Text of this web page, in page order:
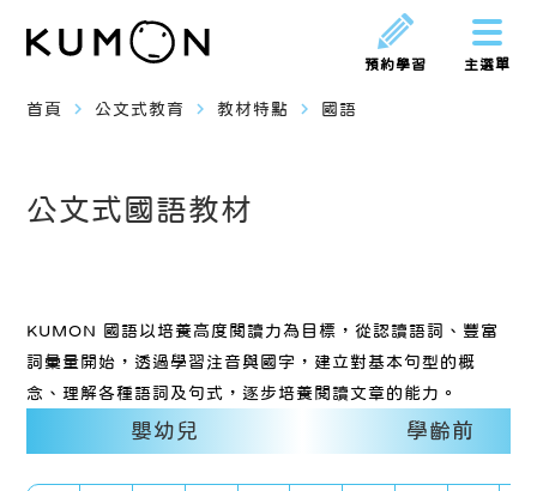
主選單
預約學習
首頁 navigate_next 公文式教育 navigate_next 教材特點 navigate_next 國語
公文式國語教材
KUMON 國語以培養高度閱讀力為目標，從認讀語詞、豐富
詞彙量開始，透過學習注音與國字，建立對基本句型的概
念、理解各種語詞及句式，逐步培養閱讀文章的能力。
嬰幼兒 學齡前